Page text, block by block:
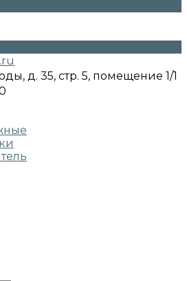
д. 35, стр. 5, помещение 1/1